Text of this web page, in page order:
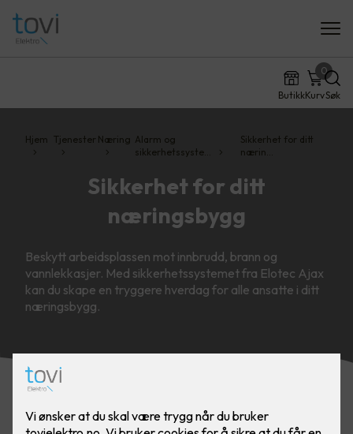
ButikkKurv
0
Søk
Hjem Tjenester Næring Alarm og
sikkerhetssyste…
Sikkerhet for ditt
nærin…
Sikkerhet for ditt
næringsbygg
Beskytt arbeidsplassen mot innbrudd, brann og
vannlekkasjer. Med sikkerhetssystemet fra Elotec Ajax
kan du skape en tryggere hverdag for alle ansatte i ditt
næringsbygg.